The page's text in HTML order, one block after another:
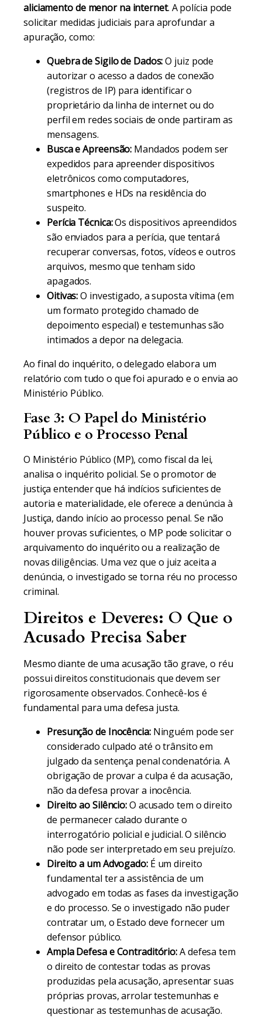
aliciamento de menor na internet. A polícia pode
solicitar medidas judiciais para aprofundar a
apuração, como:
Quebra de Sigilo de Dados:O juiz pode
autorizar o acesso a dados de conexão
(registros de IP) para identificar o
proprietário da linha de internet ou do
perfil em redes sociais de onde partiram as
mensagens.
Busca e Apreensão: Mandados podem ser
expedidos para apreender dispositivos
eletrônicos como computadores,
smartphones e HDs na residência do
suspeito.
Perícia Técnica:Os dispositivos apreendidos
são enviados para a perícia, que tentará
recuperar conversas, fotos, vídeos e outros
arquivos, mesmo que tenham sido
apagados.
Oitivas:O investigado, a suposta vítima (em
um formato protegido chamado de
depoimento especial) e testemunhas são
intimados a depor na delegacia.
Ao final do inquérito, o delegado elabora um
relatório com tudo o que foi apurado e o envia ao
Ministério Público.
Fase 3: O Papel do Ministério
Público e o Processo Penal
O Ministério Público (MP), como fiscal da lei,
analisa o inquérito policial. Se o promotor de
justiça entender que há indícios suficientes de
autoria e materialidade, ele oferece a denúncia à
Justiça, dando início ao processo penal. Se não
houver provas suficientes, o MP pode solicitar o
arquivamento do inquérito ou a realização de
novas diligências. Uma vez que o juiz aceita a
denúncia, o investigado se torna réu no processo
criminal.
Direitos e Deveres: O Que o
Acusado Precisa Saber
Mesmo diante de uma acusação tão grave, o réu
possui direitos constitucionais que devem ser
rigorosamente observados. Conhecê-los é
fundamental para uma defesa justa.
Presunção de Inocência:Ninguém pode ser
considerado culpado até o trânsito em
julgado da sentença penal condenatória. A
obrigação de provar a culpa é da acusação,
não da defesa provar a inocência.
Direito ao Silêncio:O acusado tem o direito
de permanecer calado durante o
interrogatório policial e judicial. O silêncio
não pode ser interpretado em seu prejuízo.
Direito a um Advogado:É um direito
fundamental ter a assistência de um
advogado em todas as fases da investigação
e do processo. Se o investigado não puder
contratar um, o Estado deve fornecer um
defensor público.
Ampla Defesa e Contraditório:A defesa tem
o direito de contestar todas as provas
produzidas pela acusação, apresentar suas
próprias provas, arrolar testemunhas e
questionar as testemunhas de acusação.